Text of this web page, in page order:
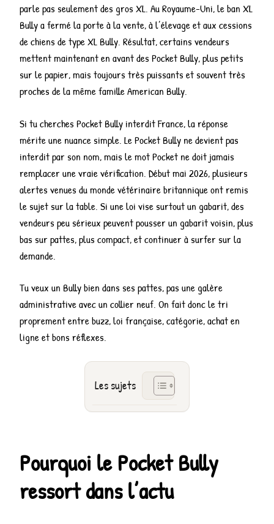
parle pas seulement des gros XL. Au Royaume-Uni, le ban XL
Bully a fermé la porte à la vente, à l’élevage et aux cessions
de chiens de type XL Bully. Résultat, certains vendeurs
mettent maintenant en avant des Pocket Bully, plus petits
sur le papier, mais toujours très puissants et souvent très
proches de la même famille American Bully.
Si tu cherches Pocket Bully interdit France, la réponse
mérite une nuance simple. Le Pocket Bully ne devient pas
interdit par son nom, mais le mot Pocket ne doit jamais
remplacer une vraie vérification. Début mai 2026, plusieurs
alertes venues du monde vétérinaire britannique ont remis
le sujet sur la table. Si une loi vise surtout un gabarit, des
vendeurs peu sérieux peuvent pousser un gabarit voisin, plus
bas sur pattes, plus compact, et continuer à surfer sur la
demande.
Tu veux un Bully bien dans ses pattes, pas une galère
administrative avec un collier neuf. On fait donc le tri
proprement entre buzz, loi française, catégorie, achat en
ligne et bons réflexes.
Les sujets
Pourquoi le Pocket Bully
ressort dans l’actu